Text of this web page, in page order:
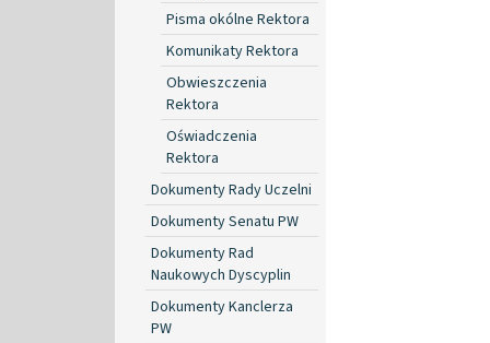
Pisma okólne Rektora
Komunikaty Rektora
Obwieszczenia
Rektora
Oświadczenia
Rektora
Dokumenty Rady Uczelni
Dokumenty Senatu PW
Dokumenty Rad
Naukowych Dyscyplin
Dokumenty Kanclerza
PW